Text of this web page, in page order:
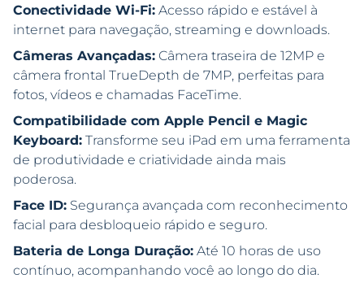
Conectividade Wi-Fi: Acesso rápido e estável à
internet para navegação, streaming e downloads.
Câmeras Avançadas: Câmera traseira de 12MP e
câmera frontal TrueDepth de 7MP, perfeitas para
fotos, vídeos e chamadas FaceTime.
Compatibilidade com Apple Pencil e Magic
Keyboard: Transforme seu iPad em uma ferramenta
de produtividade e criatividade ainda mais
poderosa.
Face ID: Segurança avançada com reconhecimento
facial para desbloqueio rápido e seguro.
Bateria de Longa Duração: Até 10 horas de uso
contínuo, acompanhando você ao longo do dia.